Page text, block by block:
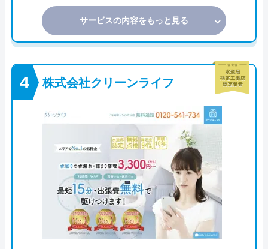
サービスの内容をもっと見る
株式会社クリーンライフ